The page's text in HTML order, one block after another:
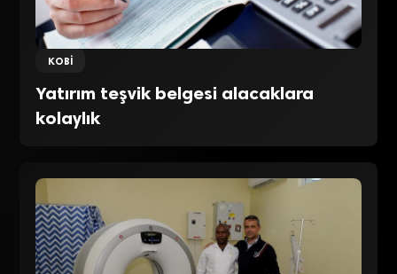
KOBİ
Yatırım teşvik belgesi alacaklara
kolaylık